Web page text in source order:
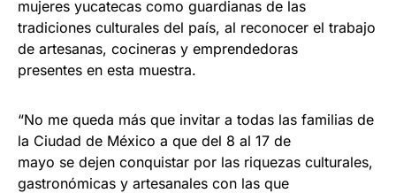
mujeres yucatecas como guardianas de las
tradiciones culturales del país, al reconocer el trabajo
de artesanas, cocineras y emprendedoras
presentes en esta muestra.
“No me queda más que invitar a todas las familias de
la Ciudad de México a que del 8 al 17 de
mayo se dejen conquistar por las riquezas culturales,
gastronómicas y artesanales con las que